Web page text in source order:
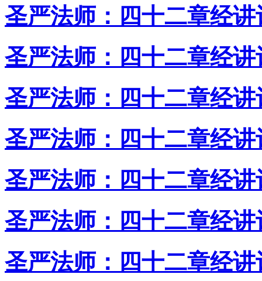
圣严法师：四十二章经
圣严法师：四十二章经
圣严法师：四十二章经
圣严法师：四十二章经
圣严法师：四十二章经
圣严法师：四十二章经
圣严法师：四十二章经